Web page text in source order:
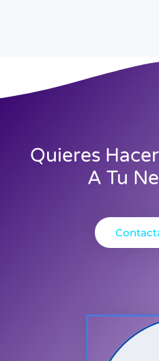
Quieres
A Tu